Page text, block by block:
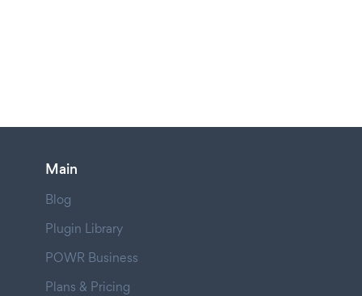
Main
Blog
Plugin Library
POWR Business
Plans & Pricing